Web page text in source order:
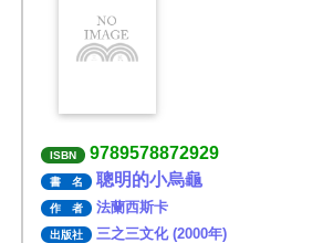
ISBN 9789578872929
書 名 聰明的小烏龜
作 者 法蘭西斯卡
出版社 三之三文化 (2000年)